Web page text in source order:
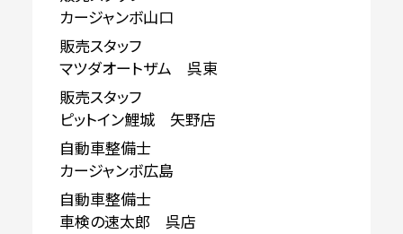
カージャンボ山口
販売スタッフ
マツダオートザム 呉東
販売スタッフ
ピットイン鯉城 矢野店
自動車整備士
カージャンボ広島
自動車整備士
車検の速太郎 呉店